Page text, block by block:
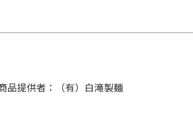
提供者：（有）白滝製麺